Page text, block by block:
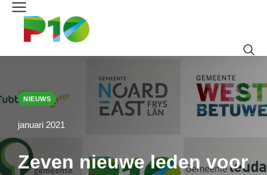
NIEUWS
januari 2021
Zeven nieuwe leden voor